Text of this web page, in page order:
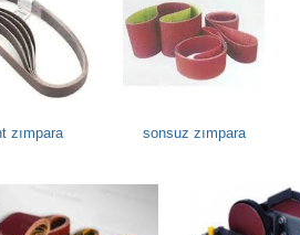
zımpara sonsuz zımpara